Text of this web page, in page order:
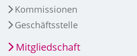
Kommissionen
Geschäftsstelle
Mitgliedschaft